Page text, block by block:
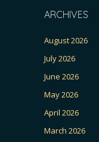
ARCHIVES
August 2026
July 2026
June 2026
May 2026
April 2026
March 2026